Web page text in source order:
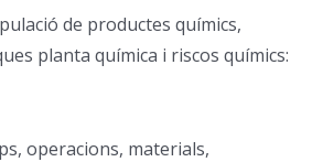
de productes químics,
planta química i riscos químics:
operacions, materials,